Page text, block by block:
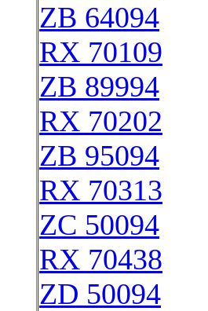
ZB 64094
RX 70109
ZB 89994
RX 70202
ZB 95094
RX 70313
ZC 50094
RX 70438
ZD 50094